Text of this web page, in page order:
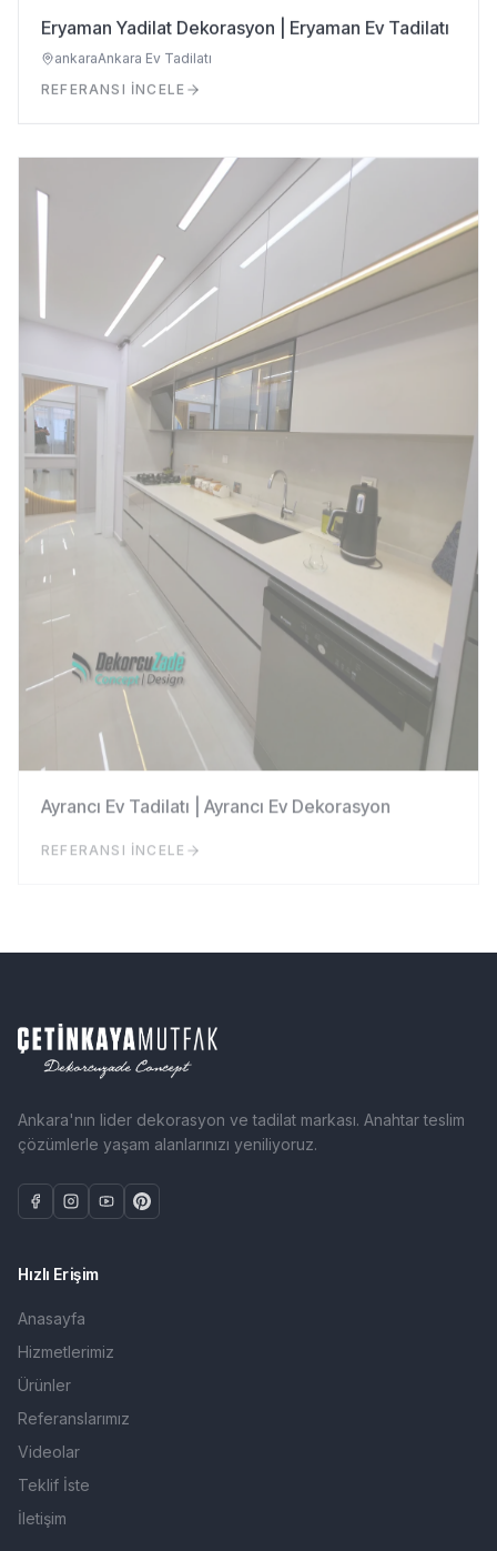
Eryaman Yadilat Dekorasyon | Eryaman Ev Tadilatı
ankaraAnkara Ev Tadilatı
REFERANSI İNCELE
Ayrancı Ev Tadilatı | Ayrancı Ev Dekorasyon
REFERANSI İNCELE
Ankara'nın lider dekorasyon ve tadilat markası. Anahtar teslim
çözümlerle yaşam alanlarınızı yeniliyoruz.
Hızlı Erişim
Anasayfa
Hizmetlerimiz
Ürünler
Referanslarımız
Videolar
Teklif İste
İletişim